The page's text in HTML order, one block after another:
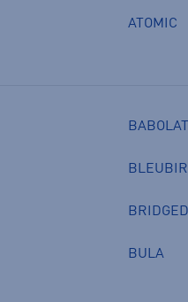
ATOMIC
BABOLAT
BULA